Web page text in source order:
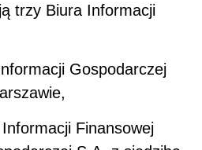
trzy Biura Informacji
Gospodarczej
Finansowej